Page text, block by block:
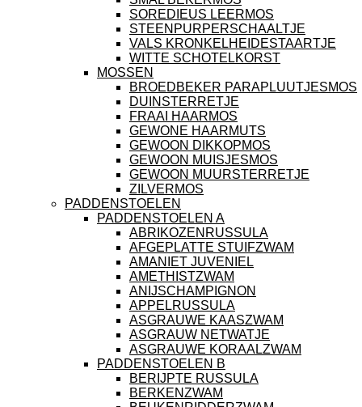
SOREDIEUS LEERMOS
STEENPURPERSCHAALTJE
VALS KRONKELHEIDESTAARTJE
WITTE SCHOTELKORST
MOSSEN
BROEDBEKER PARAPLUUTJESMOS
DUINSTERRETJE
FRAAI HAARMOS
GEWONE HAARMUTS
GEWOON DIKKOPMOS
GEWOON MUISJESMOS
GEWOON MUURSTERRETJE
ZILVERMOS
PADDENSTOELEN
PADDENSTOELEN A
ABRIKOZENRUSSULA
AFGEPLATTE STUIFZWAM
AMANIET JUVENIEL
AMETHISTZWAM
ANIJSCHAMPIGNON
APPELRUSSULA
ASGRAUWE KAASZWAM
ASGRAUW NETWATJE
ASGRAUWE KORAALZWAM
PADDENSTOELEN B
BERIJPTE RUSSULA
BERKENZWAM